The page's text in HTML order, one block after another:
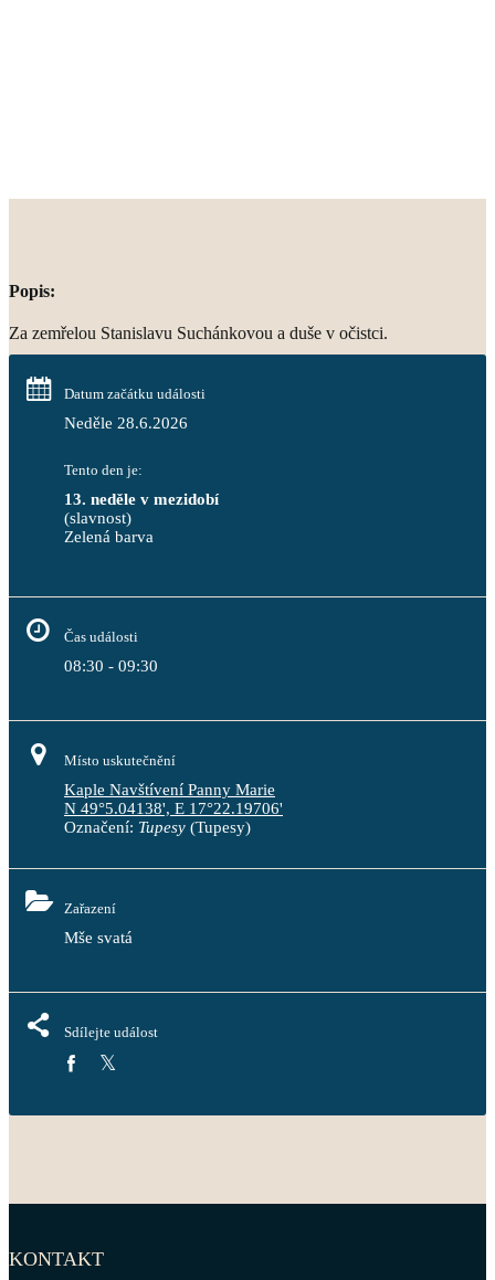
Popis:
Za zemřelou Stanislavu Suchánkovou a duše v očistci.
Datum začátku události
Neděle 28.6.2026
Tento den je:
13. neděle v mezidobí
(slavnost)
Zelená barva
Čas události
08:30 - 09:30
Místo uskutečnění
Kaple Navštívení Panny Marie
N 49°5.04138', E 17°22.19706'
Označení: Tupesy (Tupesy)
Zařazení
Mše svatá
Sdílejte událost
KONTAKT